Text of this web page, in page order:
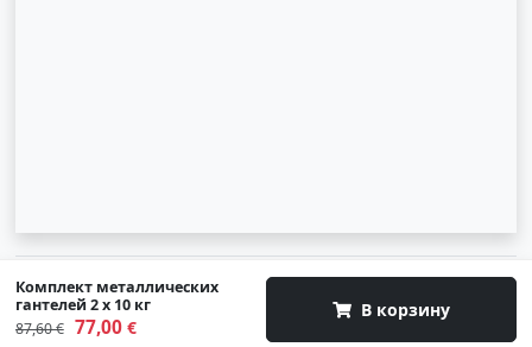
Комплект металлических
гантелей 2 х 10 кг
87,60 € 77,00€
В корзину
© 2007-2026 SIA "Zinva" | Morex.lv